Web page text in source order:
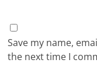
Save my name,
the next time I